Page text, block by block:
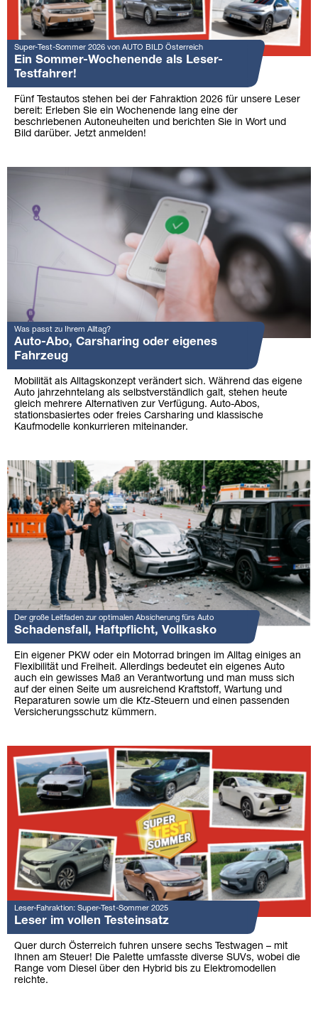
Super-Test-Sommer 2026 von AUTO BILD Österreich
Ein Sommer-Wochenende als Leser-
Testfahrer!
Fünf Testautos stehen bei der Fahraktion 2026 für unsere Leser
bereit: Erleben Sie ein Wochenende lang eine der
beschriebenen Autoneuheiten und berichten Sie in Wort und
Bild darüber. Jetzt anmelden!
Was passt zu Ihrem Alltag?
Auto-Abo, Carsharing oder eigenes
Fahrzeug
Mobilität als Alltagskonzept verändert sich. Während das eigene
Auto jahrzehntelang als selbstverständlich galt, stehen heute
gleich mehrere Alternativen zur Verfügung. Auto-Abos,
stationsbasiertes oder freies Carsharing und klassische
Kaufmodelle konkurrieren miteinander.
Der große Leitfaden zur optimalen Absicherung fürs Auto
Schadensfall, Haftpflicht, Vollkasko
Ein eigener PKW oder ein Motorrad bringen im Alltag einiges an
Flexibilität und Freiheit. Allerdings bedeutet ein eigenes Auto
auch ein gewisses Maß an Verantwortung und man muss sich
auf der einen Seite um ausreichend Kraftstoff, Wartung und
Reparaturen sowie um die Kfz-Steuern und einen passenden
Versicherungsschutz kümmern.
Leser-Fahraktion: Super-Test-Sommer 2025
Leser im vollen Testeinsatz
Quer durch Österreich fuhren unsere sechs Testwagen – mit
Ihnen am Steuer! Die Palette umfasste diverse SUVs, wobei die
Range vom Diesel über den Hybrid bis zu Elektromodellen
reichte.